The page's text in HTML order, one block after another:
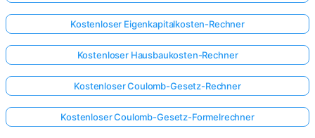
Kostenloser Eigenkapitalkosten-Rechner
Kostenloser Hausbaukosten-Rechner
Kostenloser Coulomb-Gesetz-Rechner
Kostenloser Coulomb-Gesetz-Formelrechner